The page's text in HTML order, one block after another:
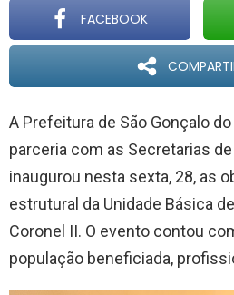
FACEBOOK
A Prefeitura de São Gonçalo
parceria com as Secretarias de
inaugurou nesta sexta, 28, as
estrutural da Unidade Básica
Coronel II. O evento contou
população beneficiada,